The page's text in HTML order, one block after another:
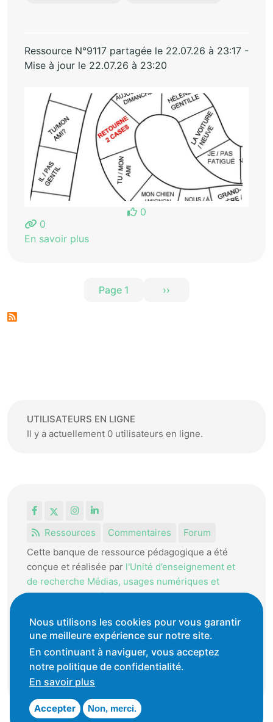
Ressource N°9117 partagée le 22.07.26 à 23:17 -
Mise à jour le 22.07.26 à 23:20
0
0
En savoir plus
Page 1 ››
UTILISATEURS EN LIGNE
Il y a actuellement 0 utilisateurs en ligne.
FacebookInstagram
LinkedIn
Ressources
Commentaires
Forum
Cette banque de ressource pédagogique a été
conçue et réalisée par l'Unité d’enseignement et
de recherche Médias, usages numériques et
didactique de l’Informatique.
La HEP-VD met cet outil à disposition des
enseignantes et enseignants vaudois pour
favoriser l'échange de ressources pédagogiques.
Conditions générales d'utilisation
Nous utilisons les cookies pour vous garantir
une meilleure expérience sur notre site.
En continuant à naviguer, vous acceptez
notre politique de confidentialité.
En savoir plus
Accepter Non, merci.